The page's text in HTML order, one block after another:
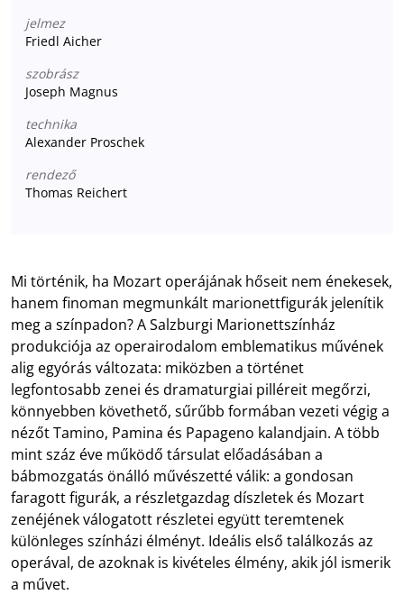
jelmez
Friedl Aicher
szobrász
Joseph Magnus
technika
Alexander Proschek
rendező
Thomas Reichert
Mi történik, ha Mozart operájának hőseit nem énekesek,
hanem finoman megmunkált marionettfigurák jelenítik
meg a színpadon? A Salzburgi Marionettszínház
produkciója az operairodalom emblematikus művének
alig egyórás változata: miközben a történet
legfontosabb zenei és dramaturgiai pilléreit megőrzi,
könnyebben követhető, sűrűbb formában vezeti végig a
nézőt Tamino, Pamina és Papageno kalandjain. A több
mint száz éve működő társulat előadásában a
bábmozgatás önálló művészetté válik: a gondosan
faragott figurák, a részletgazdag díszletek és Mozart
zenéjének válogatott részletei együtt teremtenek
különleges színházi élményt. Ideális első találkozás az
operával, de azoknak is kivételes élmény, akik jól ismerik
a művet.